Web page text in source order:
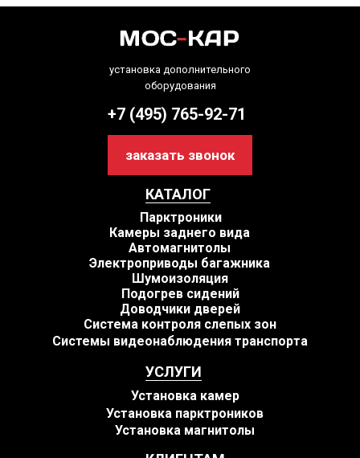
УСЛУГИ
КАТАЛОГ
+7 (495) 765-92-71
установка дополнительного
оборудования
Автомагнитолы
Шумоизоляция
Парктроники
Электроприводы багажника
Система контроля слепых зон
Системы видеонаблюдения транспорта
Камеры заднего вида
Подогрев сидений
заказать звонок
Доводчики дверей
Установка камер
Установка магнитолы
Установка парктроников